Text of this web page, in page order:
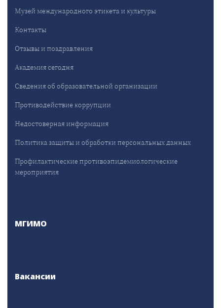
Музей международного этикета и культуры
Контакты
Отзывы и поздравления
Академия сегодня
Сведения об образовательной организации
Противодействие коррупции
Недостоверная информация
Политика защиты и обработки персональных данных
Профилактические противоэпидемиологические
мероприятия
МГИМО
Вакансии